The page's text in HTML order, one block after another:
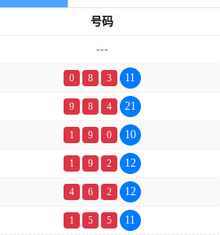
号码
---
0 8 3 11
9 8 4 21
1 9 0 10
1 9 2 12
4 6 2 12
1 5 5 11